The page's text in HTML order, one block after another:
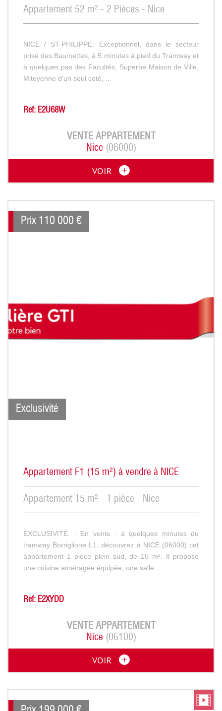
Appartement 52 m² - 2 Pièces - Nice
NICE / ST-PHILIPPE: Exceptionnel, dans le secteur
prisé des Baumettes, à 5 minutes à pied du Tramway et
à quelques pas des Facultés, Superbe Maison de Ville,
Mitoyenne d'un seul coté, ...
Ref: E2U68W
VENTE APPARTEMENT
Nice (06000)
VOIR
Exclusivité
Prix 110 000 €
Appartement F1 (15 m²) à vendre à NICE
Appartement 15 m² - 1 pièce - Nice
EXCLUSIVITÉ. . En vente : à quelques minutes du
tramway Borriglione L1, découvrez à NICE (06000) cet
appartement 1 pièce plein sud, de 15 m². Il propose
une cuisine aménagée équipée, une salle...
Ref: E2XYDD
VENTE APPARTEMENT
Nice (06100)
VOIR